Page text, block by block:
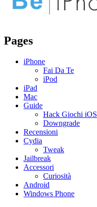
Pages
iPhone
Fai Da Te
iPod
iPad
Mac
Guide
Hack Giochi iOS
Downgrade
Recensioni
Cydia
Tweak
Jailbreak
Accessori
Curiosità
Android
Windows Phone